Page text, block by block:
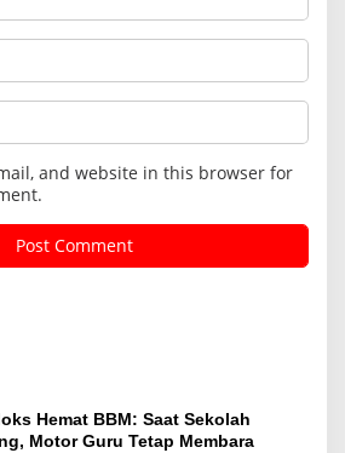
and website in this browser for
Hemat BBM: Saat Sekolah
Motor Guru Tetap Membara